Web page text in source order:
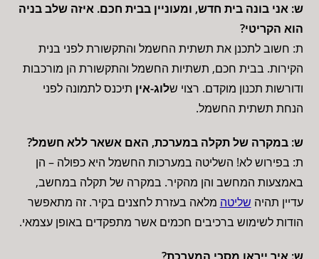
ש: אני בונה בית חדש, ומעוניין בבית חכם. איזה שלב בניה
הוא הקריטי?
ת: חשוב לתכנן את תשתית החשמל והתקשורת לפני בנית
הקירות. בבית חכם, תשתיות החשמל והתקשורת הן מורכבות
ודורשות תכנון מוקדם. רצוי שלוג-אין תיכנס לתמונה לפני
הנחת תשתית החשמל.
ש: במקרה של תקלה במערכת, האם אשאר ללא חשמל?
ת: בפירוש לא! השליטה במערכות החשמל היא כפולה – הן
באמצעות המחשב והן מהקיר. במקרה של תקלה במחשב,
עדיין תהיה שליטה מלאה בעזרת לחצנים בקיר. זה מתאפשר
הודות לשימוש ברכיבים חכמים אשר מתפקדים באופן עצמאי.